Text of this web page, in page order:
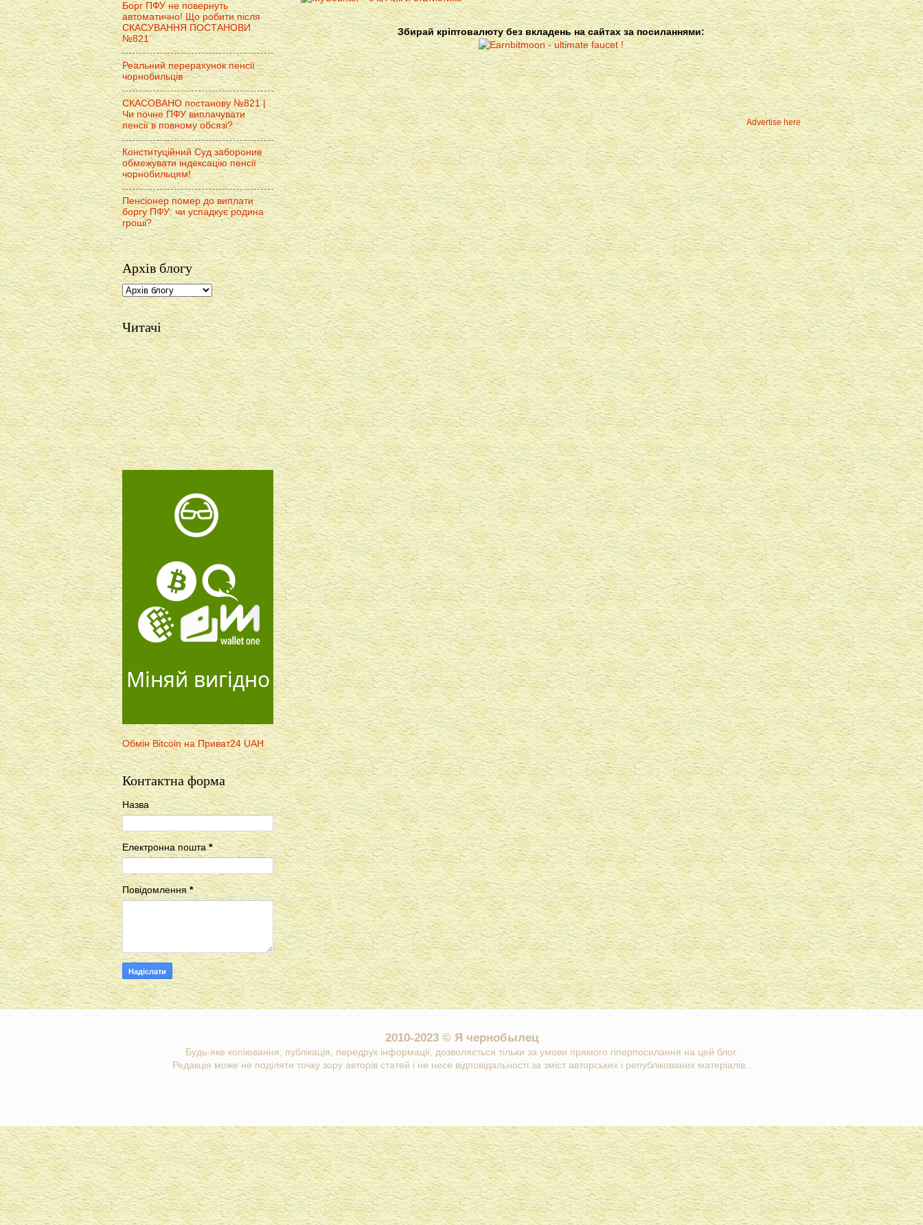
Збирай кріптовалюту без вкладень на сайтах за посиланнями:
Advertise here
Борг ПФУ не повернуть
автоматично! Що робити після
СКАСУВАННЯ ПОСТАНОВИ
№821
Реальний перерахунок пенсії
чорнобильців
СКАСОВАНО постанову №821 |
Чи почне ПФУ виплачувати
пенсії в повному обсязі?
Конституційний Суд заборонив
обмежувати індексацію пенсії
чорнобильцям!
Пенсіонер помер до виплати
боргу ПФУ: чи успадкує родина
гроші?
Архів блогу
Читачі
Міняй вигідно
Обмін Bitcoin на Приват24 UAH
Контактна форма
Назва
Електронна пошта*
Повідомлення*
2010-2023 © Я чернобылец
Будь-яке копіювання, публікація, передрук інформації, дозволяється тільки за умови прямого гіперпосилання на цей блог.
Редакція може не поділяти точку зору авторів статей і не несе відповідальності за зміст авторських і републікованих матеріалів..